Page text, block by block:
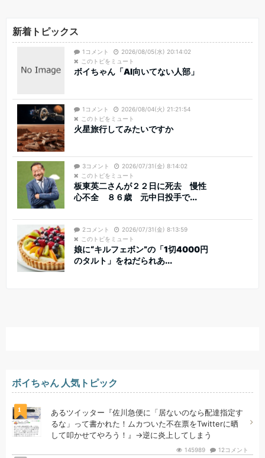
新着トピックス
1コメント
2026/08/05(水) 20:14:02
このトピをミュート
ボイちゃん「AI向いてない人部」
1コメント
2026/08/04(火) 21:21:54
このトピをミュート
火星旅行してみたいですか
3コメント
2026/07/31(金) 8:14:02
このトピをミュート
板東英二さんが２２日に死去 慢性
心不全 ８６歳 元中日投手で...
2コメント
2026/07/31(金) 8:13:59
このトピをミュート
娘に“キルフェボン”の「1切4000円
のタルト」をねだられあ...
ボイちゃん 人気トピック
1
あるツイッター『佐川急便に「居ないのなら配達指定す
るな」って書かれた！ムカついた不在票をTwitterに晒
して叩かせてやろう！』→逆に炎上してしまう
145989 12コメント